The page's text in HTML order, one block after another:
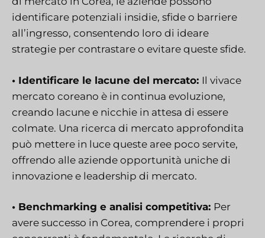
identificare potenziali insidie, sfide o barriere
all’ingresso, consentendo loro di ideare
strategie per contrastare o evitare queste sfide.
• Identificare le lacune del mercato: Il vivace
mercato coreano è in continua evoluzione,
creando lacune e nicchie in attesa di essere
colmate. Una ricerca di mercato approfondita
può mettere in luce queste aree poco servite,
offrendo alle aziende opportunità uniche di
innovazione e leadership di mercato.
• Benchmarking e analisi competitiva: Per
avere successo in Corea, comprendere i propri